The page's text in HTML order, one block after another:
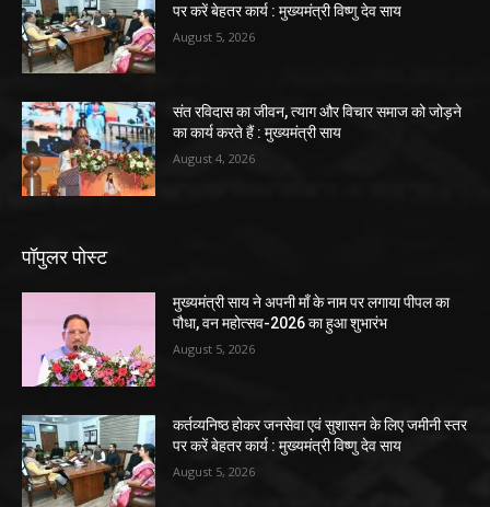
पर करें बेहतर कार्य : मुख्यमंत्री विष्णु देव साय
August 5, 2026
संत रविदास का जीवन, त्याग और विचार समाज को जोड़ने
का कार्य करते हैं : मुख्यमंत्री साय
August 4, 2026
पॉपुलर पोस्ट
मुख्यमंत्री साय ने अपनी माँ के नाम पर लगाया पीपल का
पौधा, वन महोत्सव-2026 का हुआ शुभारंभ
August 5, 2026
कर्तव्यनिष्ठ होकर जनसेवा एवं सुशासन के लिए जमीनी स्तर
पर करें बेहतर कार्य : मुख्यमंत्री विष्णु देव साय
August 5, 2026